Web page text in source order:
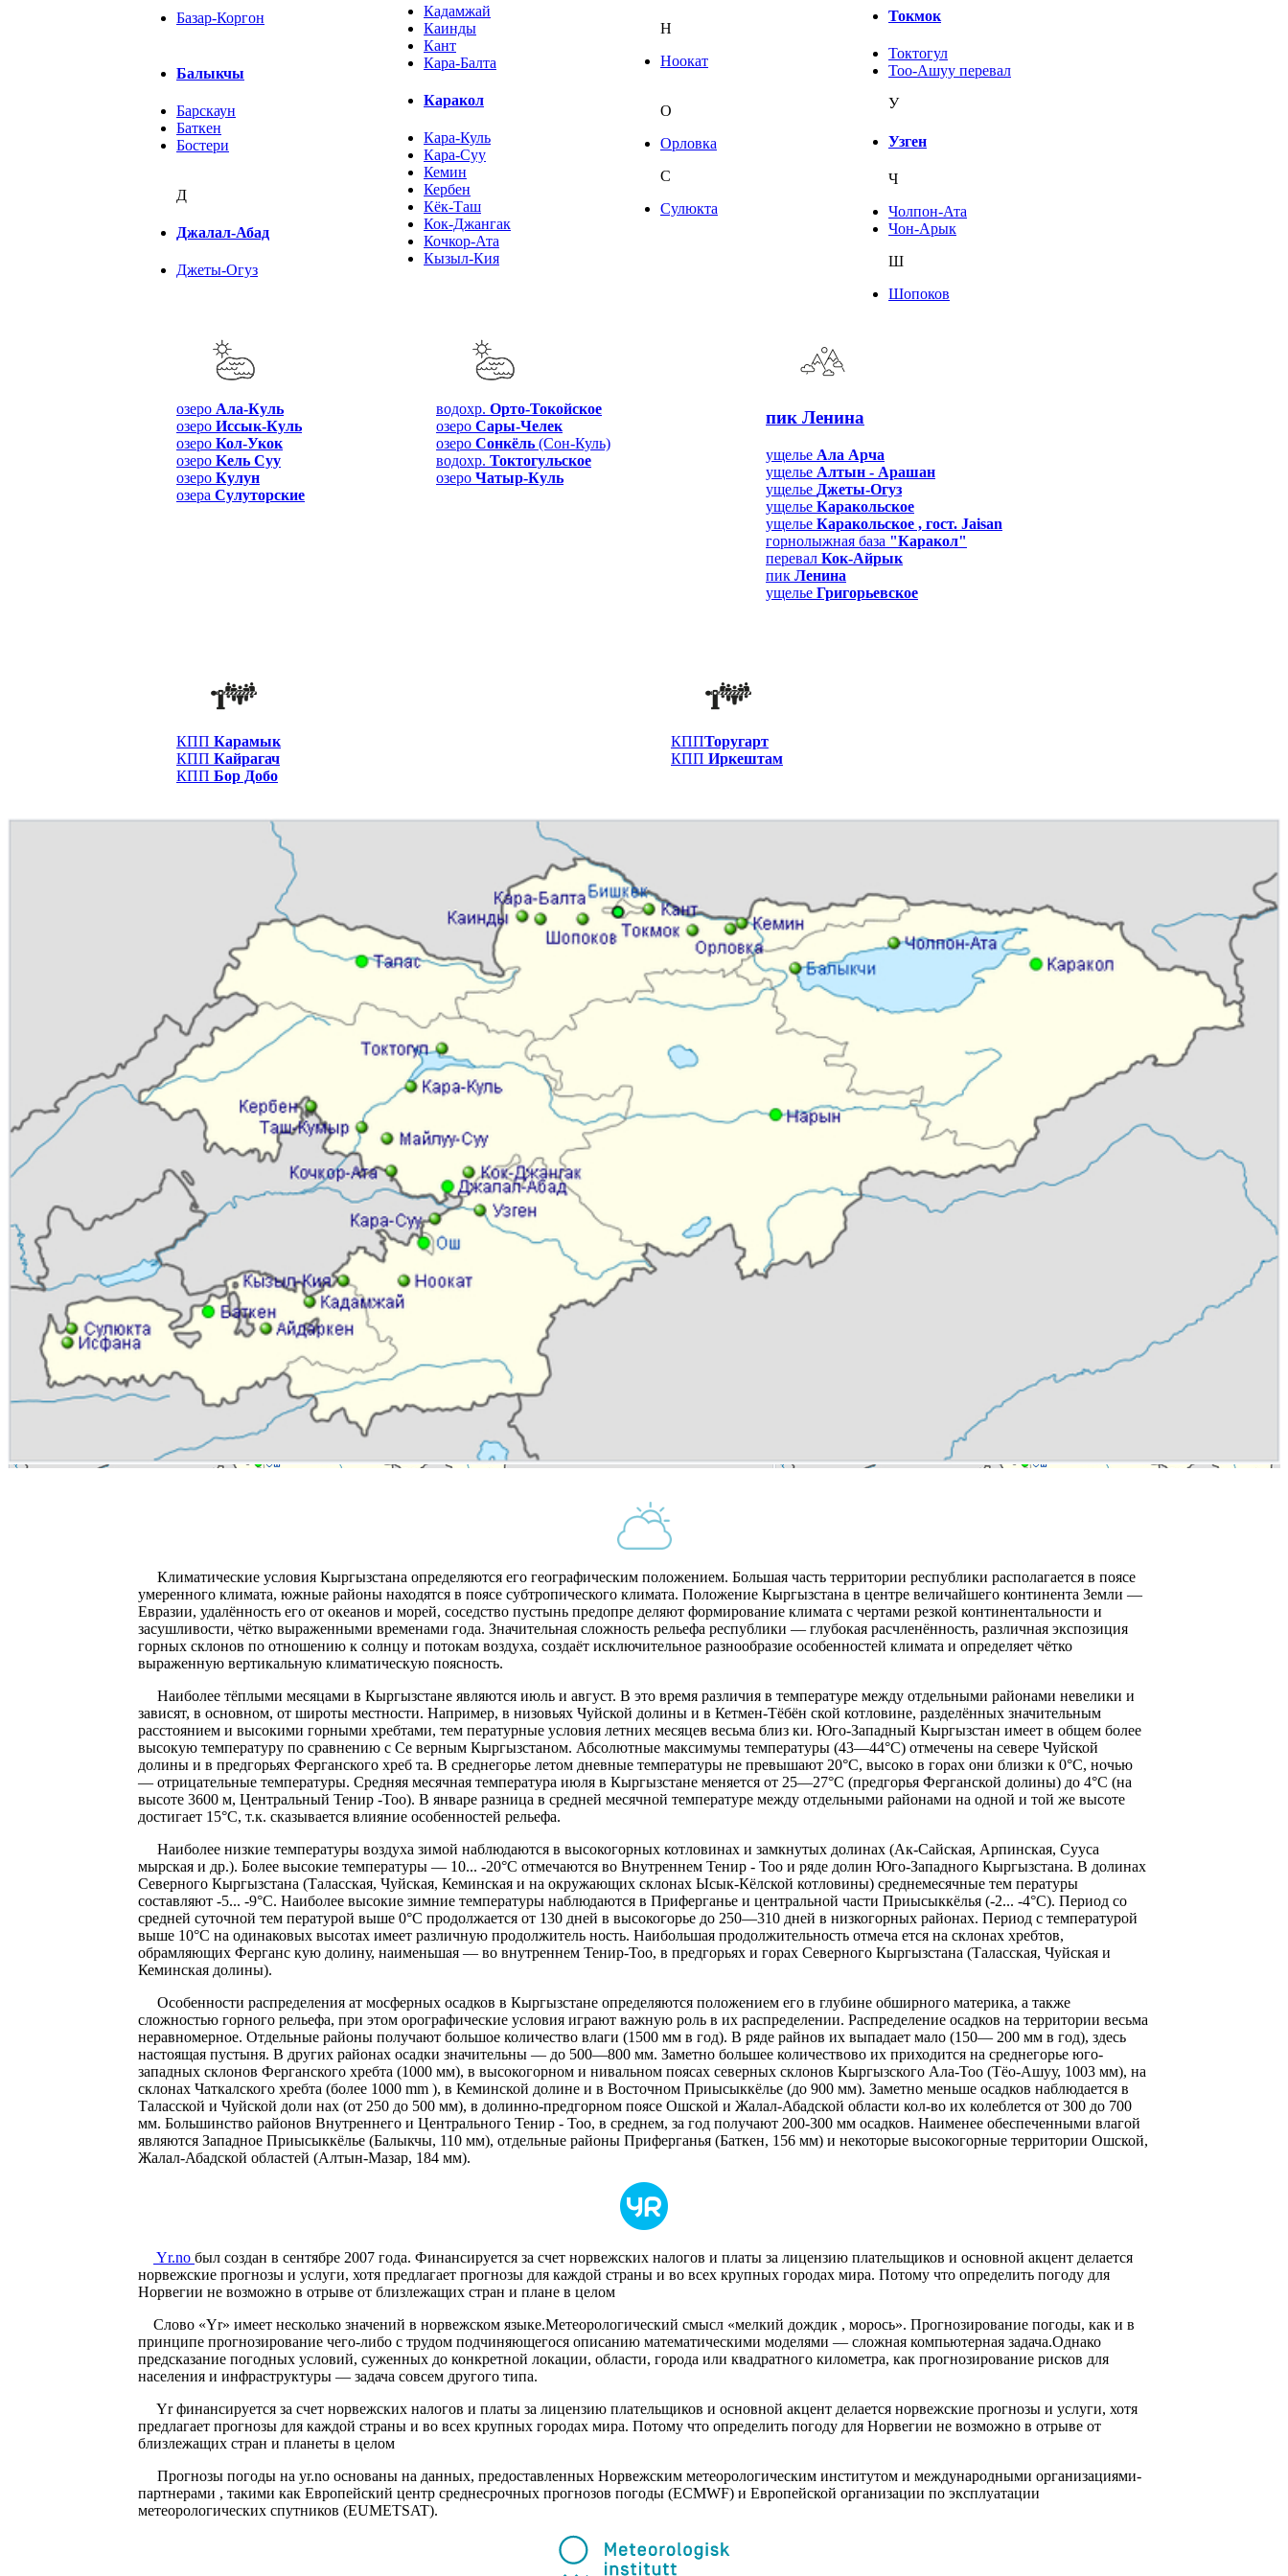
Базар-Коргон
Балыкчы
Барскаун
Баткен
Бостери
Д
Джалал-Абад
Джеты-Огуз
Кадамжай
Каинды
Кант
Кара-Балта
Каракол
Кара-Куль
Кара-Суу
Кемин
Кербен
Кёк-Таш
Кок-Джангак
Кочкор-Ата
Кызыл-Кия
Н
Ноокат
О
Орловка
С
Сулюкта
Токмок
Токтогул
Тоо-Ашуу перевал
У
Узген
Ч
Чолпон-Ата
Чон-Арык
Ш
Шопоков
озеро Ала-Куль
озеро Иссык-Куль
озеро Кол-Укок
озеро Kель Суу
озеро Кулун
озера Сулуторские
водохр. Орто-Токойское
озеро Сары-Челек
озеро Сонкёль (Сон-Куль)
водохр. Токтогульское
озеро Чатыр-Куль
пик Ленина
ущелье Ала Арча
ущелье Алтын - Арашан
ущелье Джеты-Огуз
ущелье Каракольское
ущелье Каракольское , гост. Jaisan
горнолыжная база "Каракол"
перевал Кок-Айрык
пик Ленина
ущелье Григорьевское
КПП Карамык
КПП Кайрагач
КПП Бор Добо
КППТоругарт
КПП Иркештам
Климатические условия Кыргызстана определяются его географическим положением. Большая часть территории республики располагается в поясе
умеренного климата, южные районы находятся в поясе субтропического климата. Положение Кыргызстана в центре величайшего континента Земли —
Евразии, удалённость его от океанов и морей, соседство пустынь предопре деляют формирование климата с чертами резкой континентальности и
засушливости, чётко выраженными временами года. Значительная сложность рельефа республики — глубокая расчленённость, различная экспозиция
горных склонов по отношению к солнцу и потокам воздуха, создаёт исключительное разнообразие особенностей климата и определяет чётко
выраженную вертикальную климатическую поясность.
Наиболее тёплыми месяцами в Кыргызстане являются июль и август. В это время различия в температуре между отдельными районами невелики и
зависят, в основном, от широты местности. Например, в низовьях Чуйской долины и в Кетмен-Тёбён ской котловине, разделённых значительным
расстоянием и высокими горными хребтами, тем пературные условия летних месяцев весьма близ ки. Юго-Западный Кыргызстан имеет в общем более
высокую температуру по сравнению с Се верным Кыргызстаном. Абсолютные максимумы температуры (43—44°С) отмечены на севере Чуйской
долины и в предгорьях Ферганского хреб та. В среднегорье летом дневные температуры не превышают 20°С, высоко в горах они близки к 0°С, ночью
— отрицательные температуры. Средняя месячная температура июля в Кыргызстане меняется от 25—27°С (предгорья Ферганской долины) до 4°С (на
высоте 3600 м, Центральный Тенир -Тоо). В январе разница в средней месячной температуре между отдельными районами на одной и той же высоте
достигает 15°С, т.к. сказывается влияние особенностей рельефа.
Наиболее низкие температуры воздуха зимой наблюдаются в высокогорных котловинах и замкнутых долинах (Ак-Сайская, Арпинская, Сууса
мырская и др.). Более высокие температуры — 10... -20°С отмечаются во Внутреннем Тенир - Тоо и ряде долин Юго-Западного Кыргызстана. В долинах
Северного Кыргызстана (Таласская, Чуйская, Кеминская и на окружающих склонах Ысык-Кёлской котловины) среднемесячные тем пературы
составляют -5... -9°С. Наиболее высокие зимние температуры наблюдаются в Приферганье и центральной части Приысыккёлья (-2... -4°С). Период со
средней суточной тем пературой выше 0°С продолжается от 130 дней в высокогорье до 250—310 дней в низкогорных районах. Период с температурой
выше 10°С на одинаковых высотах имеет различную продолжитель ность. Наибольшая продолжительность отмеча ется на склонах хребтов,
обрамляющих Ферганс кую долину, наименьшая — во внутреннем Тенир-Тоо, в предгорьях и горах Северного Кыргызстана (Таласская, Чуйская и
Кеминская долины).
Особенности распределения ат мосферных осадков в Кыргызстане определяются положением его в глубине обширного материка, а также
сложностью горного рельефа, при этом орографические условия играют важную роль в их распределении. Распределение осадков на территории весьма
неравномерное. Отдельные районы получают большое количество влаги (1500 мм в год). В ряде райнов их выпадает мало (150— 200 мм в год), здесь
настоящая пустыня. В других районах осадки значительны — до 500—800 мм. Заметно большее количествово их приходится на среднегорье юго-
западных склонов Ферганского хребта (1000 мм), в высокогорном и нивальном поясах северных склонов Кыргызского Ала-Тоо (Тёо-Ашуу, 1003 мм), на
склонах Чаткалского хребта (более 1000 mm ), в Кеминской долине и в Восточном Приысыккёлье (до 900 мм). Заметно меньше осадков наблюдается в
Таласской и Чуйской доли нах (от 250 до 500 мм), в долинно-предгорном поясе Ошской и Жалал-Абадской области кол-во их колеблется от 300 до 700
мм. Большинство районов Внутреннего и Центрального Тенир - Тоо, в среднем, за год получают 200-300 мм осадков. Наименее обеспеченными влагой
являются Западное Приысыккёлье (Балыкчы, 110 мм), отдельные районы Приферганья (Баткен, 156 мм) и некоторые высокогорные территории Ошской,
Жалал-Абадской областей (Алтын-Мазар, 184 мм).
Yr.no был создан в сентябре 2007 года. Финансируется за счет норвежских налогов и платы за лицензию плательщиков и основной акцент делается
норвежские прогнозы и услуги, хотя предлагает прогнозы для каждой страны и во всех крупных городах мира. Потому что определить погоду для
Норвегии не возможно в отрыве от близлежащих стран и плане в целом
Слово «Yr» имеет несколько значений в норвежском языке.Метеорологический смысл «мелкий дождик , морось». Прогнозирование погоды, как и в
принципе прогнозирование чего-либо с трудом подчиняющегося описанию математическими моделями — сложная компьютерная задача.Однако
предсказание погодных условий, суженных до конкретной локации, области, города или квадратного километра, как прогнозирование рисков для
населения и инфраструктуры — задача совсем другого типа.
Yr финансируется за счет норвежских налогов и платы за лицензию плательщиков и основной акцент делается норвежские прогнозы и услуги, хотя
предлагает прогнозы для каждой страны и во всех крупных городах мира. Потому что определить погоду для Норвегии не возможно в отрыве от
близлежащих стран и планеты в целом
Прогнозы погоды на yr.no основаны на данных, предоставленных Норвежским метеорологическим институтом и международными организациями-
партнерами , такими как Европейский центр среднесрочных прогнозов погоды (ECMWF) и Европейской организации по эксплуатации
метеорологических спутников (EUMETSAT).